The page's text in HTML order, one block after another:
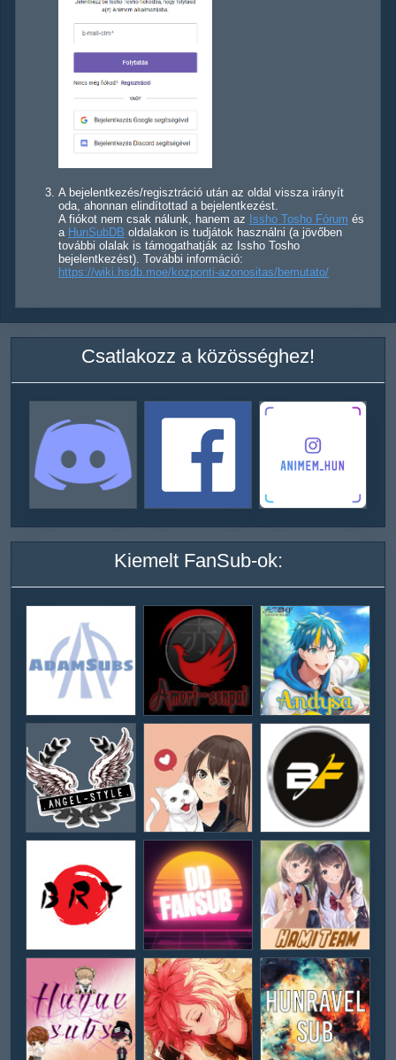
A bejelentkezés/regisztráció után az oldal vissza irányít
oda, ahonnan elindítottad a bejelentkezést.
A fiókot nem csak nálunk, hanem az Issho Tosho Fórum és
a HunSubDB oldalakon is tudjátok használni (a jövőben
további olalak is támogathatják az Issho Tosho
bejelentkezést). További információ:
https://wiki.hsdb.moe/kozponti-azonositas/bemutato/
Csatlakozz a közösséghez!
Kiemelt FanSub-ok: